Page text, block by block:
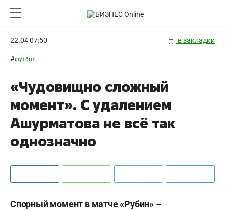
22.04 07:50 в закладки
#футбол
«Чудовищно сложный
момент». С удалением
Ашурматова не всё так
однозначно
Спорный момент в матче «Рубин» –